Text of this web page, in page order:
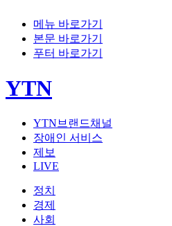
메뉴 바로가기
본문 바로가기
푸터 바로가기
YTN
YTN브랜드채널
장애인 서비스
제보
LIVE
정치
경제
사회